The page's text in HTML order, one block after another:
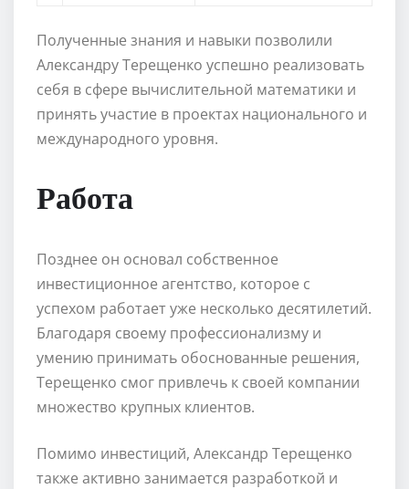
Полученные знания и навыки позволили
Александру Терещенко успешно реализовать
себя в сфере вычислительной математики и
принять участие в проектах национального и
международного уровня.
Работа
Позднее он основал собственное
инвестиционное агентство, которое с
успехом работает уже несколько десятилетий.
Благодаря своему профессионализму и
умению принимать обоснованные решения,
Терещенко смог привлечь к своей компании
множество крупных клиентов.
Помимо инвестиций, Александр Терещенко
также активно занимается разработкой и